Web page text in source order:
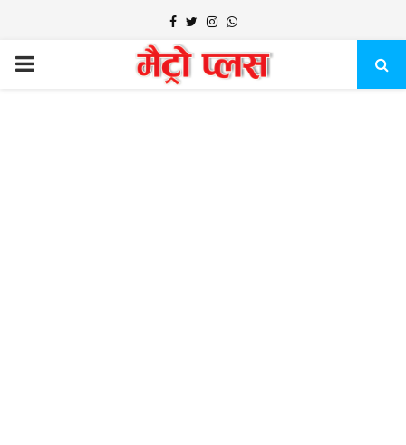
Facebook
TwitterInstagram
Whatsapp
PRIMARY